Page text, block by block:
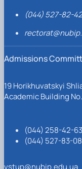
(044) 527-82-42
Admissions
19 Horikhuvatskyi
Academic Building No.
(044) 258-42-63
(044) 527-83-08
vstup@nubip.edu.ua